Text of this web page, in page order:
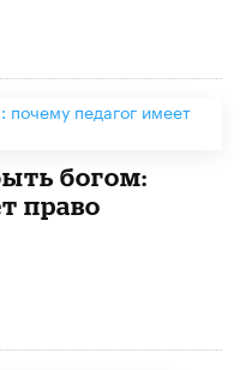
богом:
право